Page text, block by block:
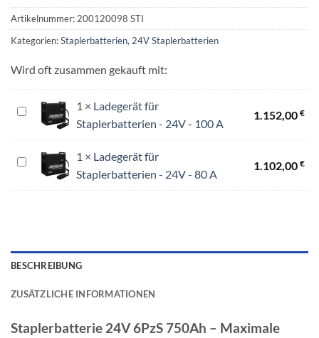
Artikelnummer:200120098 STI
Kategorien:Staplerbatterien,24V Staplerbatterien
Wird oft zusammen gekauft mit:
Ladegerät
Staplerbatterien
-
-
1 × Ladegerät für
Staplerbatterien - 24V - 100 A
1.152,00 €
Ladegerät
Staplerbatterien
80
1 × Ladegerät für
Staplerbatterien - 24V - 80 A
1.102,00 €
BESCHREIBUNG
ZUSÄTZLICHE INFORMATIONEN
Staplerbatterie 24V 6PzS 750Ah – Maximale